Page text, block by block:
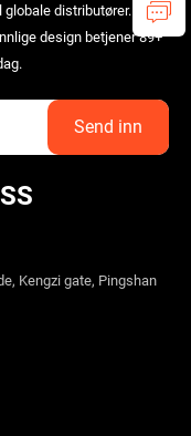
distributører. Våre
design betjener 89+
Kengzi gate, Pingshan